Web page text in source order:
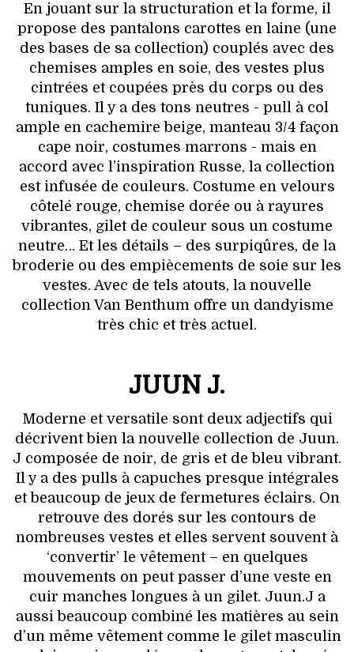
En jouant sur la structuration et la forme, il
propose des pantalons carottes en laine (une
des bases de sa collection) couplés avec des
chemises amples en soie, des vestes plus
cintrées et coupées près du corps ou des
tuniques. Il y a des tons neutres - pull à col
ample en cachemire beige, manteau 3/4 façon
cape noir, costumes marrons - mais en
accord avec l’inspiration Russe, la collection
est infusée de couleurs. Costume en velours
côtelé rouge, chemise dorée ou à rayures
vibrantes, gilet de couleur sous un costume
neutre… Et les détails – des surpiqûres, de la
broderie ou des empiècements de soie sur les
vestes. Avec de tels atouts, la nouvelle
collection Van Benthum offre un dandyisme
très chic et très actuel.
JUUN J.
Moderne et versatile sont deux adjectifs qui
décrivent bien la nouvelle collection de Juun.
J composée de noir, de gris et de bleu vibrant.
Il y a des pulls à capuches presque intégrales
et beaucoup de jeux de fermetures éclairs. On
retrouve des dorés sur les contours de
nombreuses vestes et elles servent souvent à
‘convertir’ le vêtement – en quelques
mouvements on peut passer d’une veste en
cuir manches longues à un gilet. Juun.J a
aussi beaucoup combiné les matières au sein
d’un même vêtement comme le gilet masculin